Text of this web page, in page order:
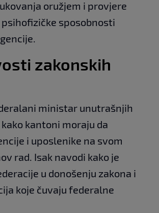
oružjem i provjere
sposobnosti
zakonskih
ministar unutrašnjih
kantoni moraju da
i uposlenike na svom
rad. Isak navodi kako je
u donošenju zakona i
koje čuvaju federalne